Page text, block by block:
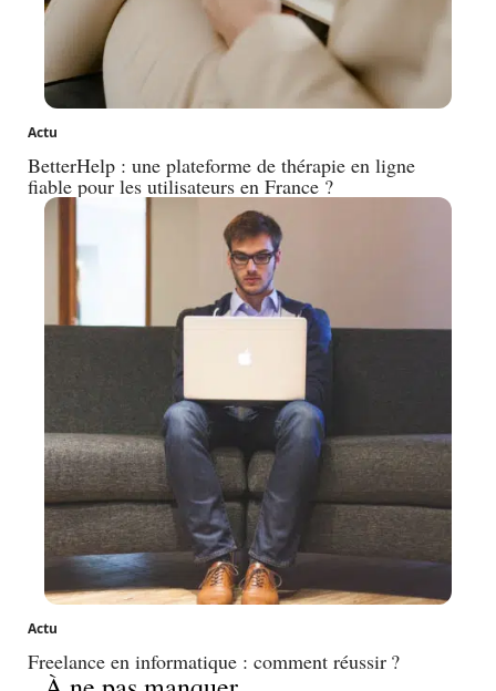
Actu
BetterHelp : une plateforme de thérapie en ligne
fiable pour les utilisateurs en France ?
Actu
Freelance en informatique : comment réussir ?